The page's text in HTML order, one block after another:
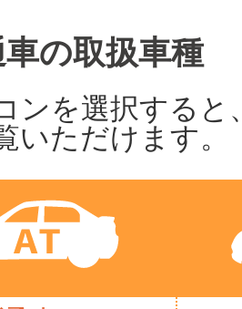
の取扱車種
ンを選択すると
いただけます。